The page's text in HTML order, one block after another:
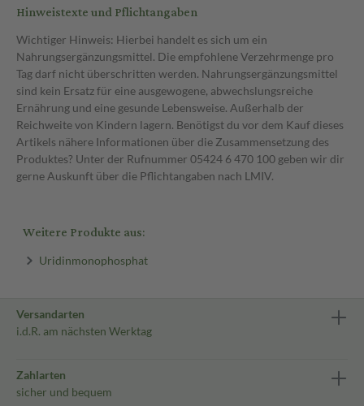
Hinweistexte und Pflichtangaben
Wichtiger Hinweis: Hierbei handelt es sich um ein
Nahrungsergänzungsmittel. Die empfohlene Verzehrmenge pro
Tag darf nicht überschritten werden. Nahrungsergänzungsmittel
sind kein Ersatz für eine ausgewogene, abwechslungsreiche
Ernährung und eine gesunde Lebensweise. Außerhalb der
Reichweite von Kindern lagern. Benötigst du vor dem Kauf dieses
Artikels nähere Informationen über die Zusammensetzung des
Produktes? Unter der Rufnummer 05424 6 470 100 geben wir dir
gerne Auskunft über die Pflichtangaben nach LMIV.
Weitere Produkte aus:
Uridinmonophosphat
Versandarten
i.d.R. am nächsten Werktag
Zahlarten
sicher und bequem